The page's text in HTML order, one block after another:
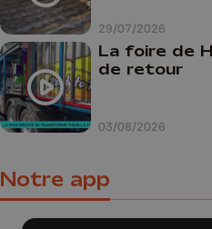
29/07/2026
Belgique : "Un
incendie
Gironde ne
pas avoir lieu
03/08/2026
La foire de
de retour
Notre app